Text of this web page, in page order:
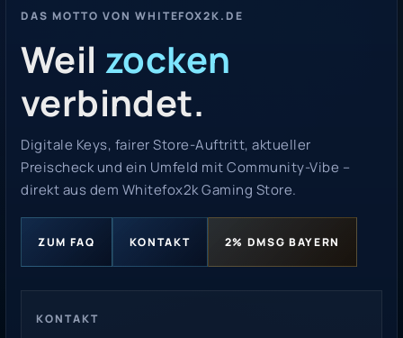
DAS MOTTO VON WHITEFOX2K.DE
Weil zocken
verbindet.
Digitale Keys, fairer Store-Auftritt, aktueller
Preischeck und ein Umfeld mit Community-Vibe –
direkt aus dem Whitefox2k Gaming Store.
ZUM FAQ KONTAKT 2% DMSG BAYERN
KONTAKT